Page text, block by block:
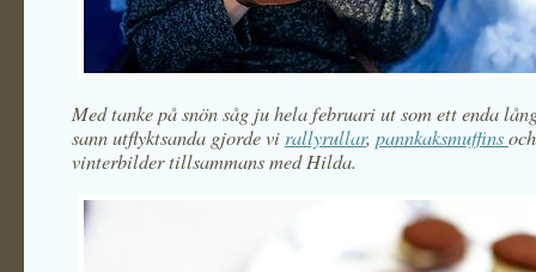
Med tanke på snön såg ju hela februari ut som ett enda
sann utflyktsanda gjorde vi rallyrullar, pannkaksmuffins
vinterbilder tillsammans med Hilda.